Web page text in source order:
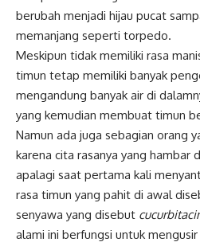
berubah menjadi hijau pucat
memanjang seperti torpedo.
Meskipun tidak memiliki rasa
timun tetap memiliki banyak
mengandung banyak air di
yang kemudian membuat timun
Namun ada juga sebagian orang
karena cita rasanya yang hambar
apalagi saat pertama kali
rasa timun yang pahit di awal
senyawa yang disebut
alami ini berfungsi untuk